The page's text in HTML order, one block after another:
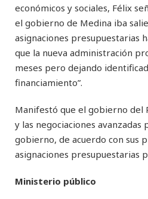
económicos y sociales, Félix
el gobierno de Medina iba
asignaciones presupuestarias
que la nueva administración
meses pero dejando
financiamiento”.
Manifestó que el gobierno del
y las negociaciones avanzadas
gobierno, de acuerdo con sus
asignaciones presupuestarias
Ministerio público